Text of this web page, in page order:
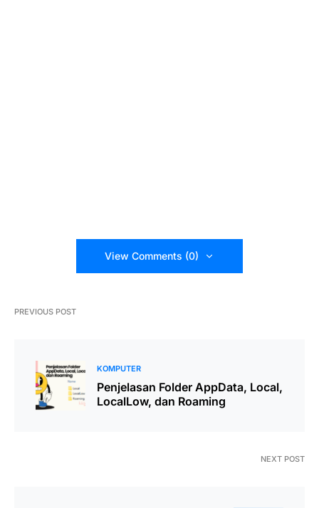
View Comments (0)
PREVIOUS POST
KOMPUTER
Penjelasan Folder AppData, Local,
LocalLow, dan Roaming
NEXT POST